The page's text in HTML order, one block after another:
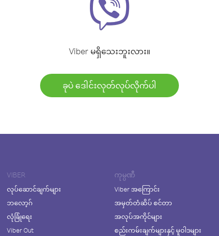
Viber မရှိသေးဘူးလား။
ခုပဲ ဒေါင်းလုတ်လုပ်လိုက်ပါ
VIBER
လုပ်ဆောင်ချက်များ
ဘလော့ဂ်
လုံခြုံရေး
Viber Out
ကုမ္ပဏီ
Viber အကြောင်း
အမှတ်တံဆိပ် စင်တာ
အလုပ်အကိုင်များ
စည်းကမ်းချက်များနှင့် မူဝါဒများ